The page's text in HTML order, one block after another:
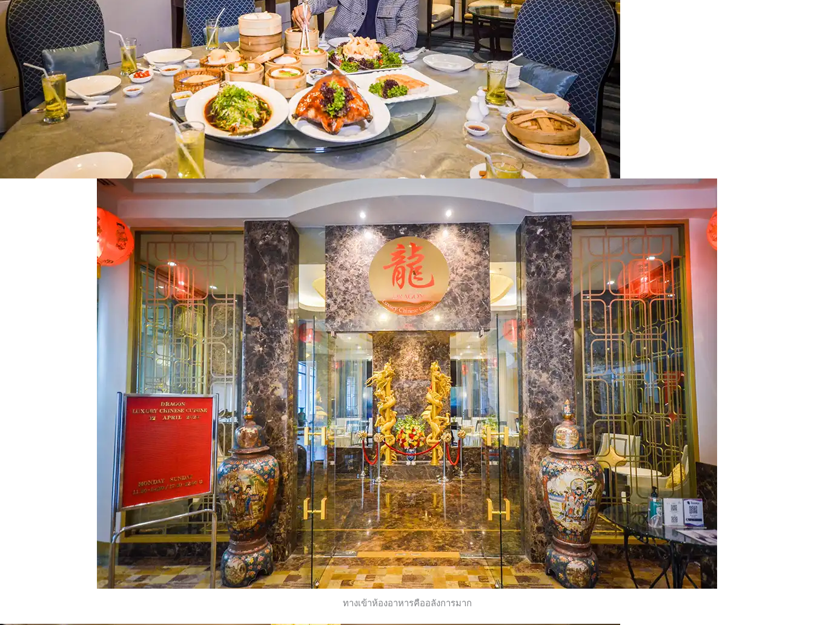
ทางเข้าห้องอาหารคืออลังการมาก